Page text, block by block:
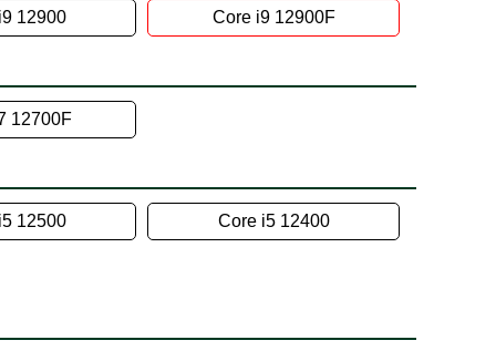
12900 Core i9 12900F
12700F
12500 Core i5 12400